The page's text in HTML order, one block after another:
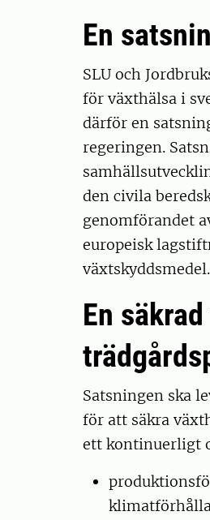
En
SLU och
för växthälsa i
därför en
regeringen.
den civila
genomförandet
europeisk
växtskyddsmedel.
En
Satsningen ska
för att säkra
ett kontinuerligt